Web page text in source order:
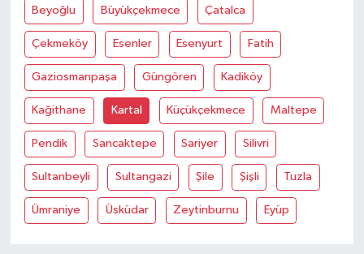
Beyoğlu Büyükçekmece Çatalca
Çekmeköy Esenler Esenyurt Fatih
Gaziosmanpaşa Güngören Kadiköy
Kağithane Kartal Küçükçekmece Maltepe
Pendik Sancaktepe Sariyer Silivri
Sultanbeyli Sultangazi Şile Şişli Tuzla
Ümraniye Üsküdar Zeytinburnu Eyüp